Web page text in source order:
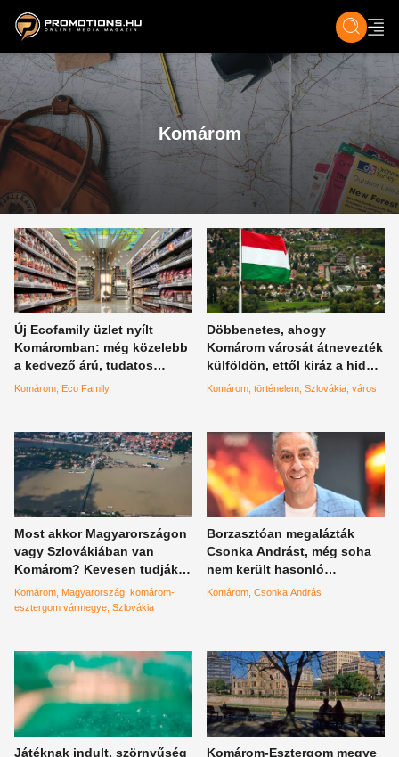
ZENE, FILM & KULT ÉLET TECH &
Komárom
Új Ecofamily üzlet nyílt
Komáromban: még közelebb
a kedvező árú, tudatos
bevásárlás
Komárom Eco Family
Döbbenetes, ahogy
Komárom városát átnevezték
külföldön, ettől kiráz a hideg
minket
Komárom történelem Szlovákia város
Most akkor Magyarországon
vagy Szlovákiában van
Komárom? Kevesen tudják a
helyes választ
Komárom Magyarország komárom-
esztergom vármegye Szlovákia
Borzasztóan megalázták
Csonka Andrást, még soha
nem került hasonló
helyzetbe
Komárom Csonka András
Játéknak indult, szörnyűség
Komárom-Esztergom megye